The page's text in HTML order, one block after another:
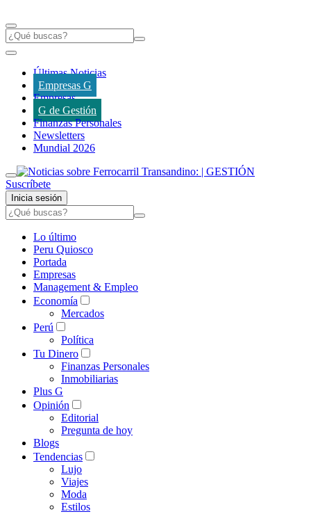
Últimas Noticias
Empresas G
Empresas
G de Gestión
Finanzas Personales
Newsletters
Mundial 2026
Suscríbete
Inicia sesión
Lo último
Peru Quiosco
Portada
Empresas
Management & Empleo
Economía
Mercados
Perú
Política
Tu Dinero
Finanzas Personales
Inmobiliarias
Plus G
Opinión
Editorial
Pregunta de hoy
Blogs
Tendencias
Lujo
Viajes
Moda
Estilos